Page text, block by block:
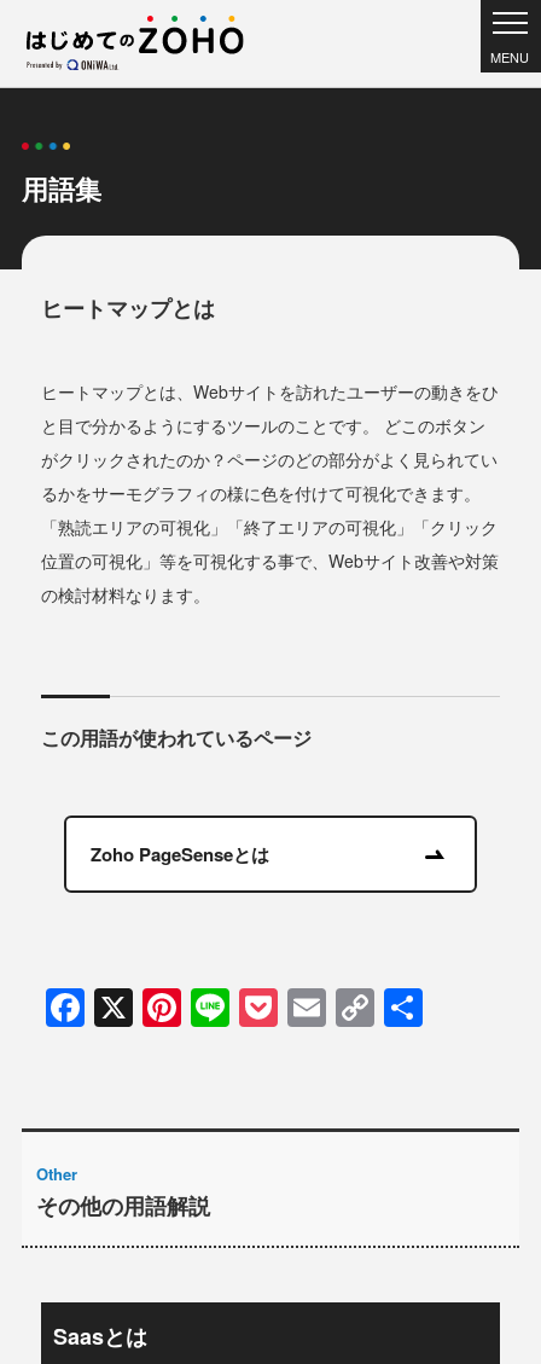
MENU
用語集
ヒートマップとは
ヒートマップとは、Webサイトを訪れたユーザーの動きをひ
と目で分かるようにするツールのことです。 どこのボタン
がクリックされたのか？ページのどの部分がよく見られてい
るかをサーモグラフィの様に色を付けて可視化できます。
「熟読エリアの可視化」「終了エリアの可視化」「クリック
位置の可視化」等を可視化する事で、Webサイト改善や対策
の検討材料なります。
この用語が使われているページ
Zoho PageSenseとは
Facebook
X Pinterest
LinePocket
Email
Copy
Link
Other
その他の用語解説
Saasとは